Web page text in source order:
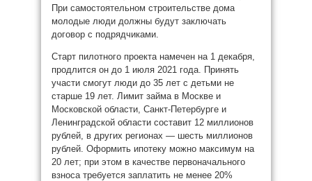
При самостоятельном строительстве дома
молодые люди должны будут заключать
договор с подрядчиками.
Старт пилотного проекта намечен на 1 декабря,
продлится он до 1 июля 2021 года. Принять
участи смогут люди до 35 лет с детьми не
старше 19 лет. Лимит займа в Москве и
Московской области, Санкт-Петербурге и
Ленинградской области составит 12 миллионов
рублей, в других регионах — шесть миллионов
рублей. Оформить ипотеку можно максимум на
20 лет; при этом в качестве первоначального
взноса требуется заплатить не менее 20%